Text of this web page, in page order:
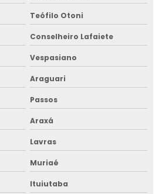
no nordeste
no nordeste
de grãos
de grãos em bahia
de grãos no nordeste
grãos
grãos no nordeste
Teófilo Otoni
Conselheiro Lafaiete
Vespasiano
Araguari
Passos
Araxá
Lavras
Muriaé
Ituiutaba